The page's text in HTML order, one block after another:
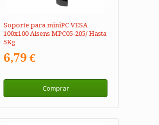
Soporte para miniPC VESA
100x100 Aisens MPC05-205/ Hasta
5Kg
6,79 €
Comprar